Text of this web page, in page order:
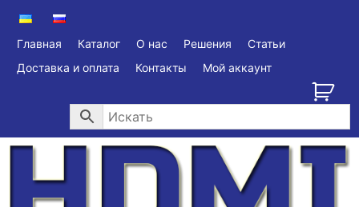
Главная Каталог О нас Решения
Статьи
Доставка и оплата
Контакты Мой аккаунт